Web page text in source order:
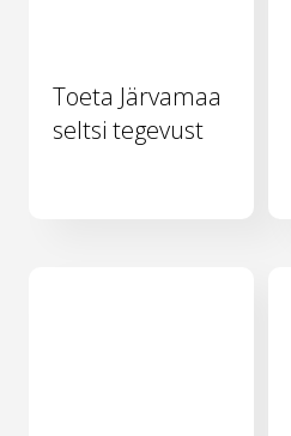
Toeta Järvamaa
seltsi tegevust